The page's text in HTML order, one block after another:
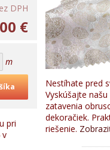
Nestíhate pred
Vyskúšajte
zatavenia
dekoračiek.
riešenie.
DPH
€
m
pri
v